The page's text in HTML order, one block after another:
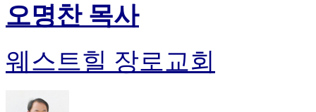
오명찬 목사
웨스트힐 장로교회